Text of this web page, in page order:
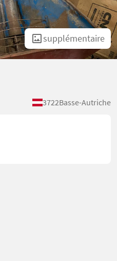
supplémentaire
3722Basse-Autriche